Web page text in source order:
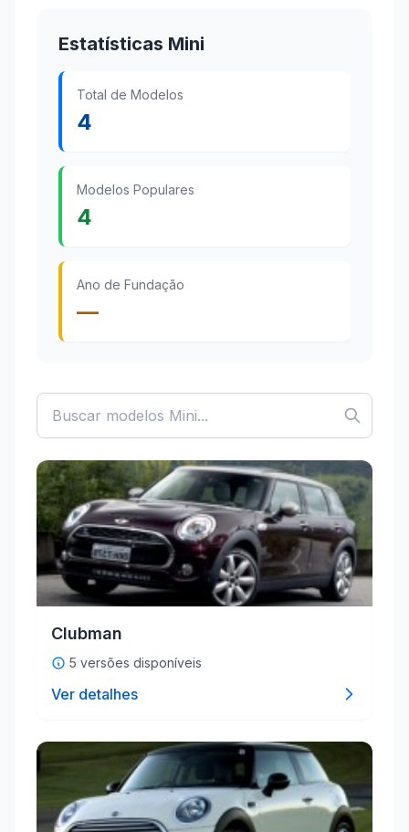
Estatísticas Mini
Total de Modelos
4
Modelos Populares
4
Ano de Fundação
—
Clubman
5 versões disponíveis
Ver detalhes